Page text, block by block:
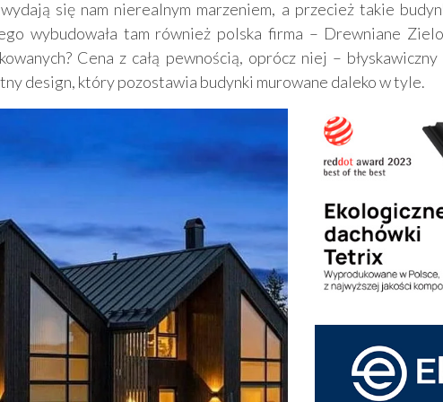
się nam nierealnym marzeniem, a przecież takie
wybudowała tam również polska firma – Drewniane
Cena z całą pewnością, oprócz niej –
design, który pozostawia budynki murowane daleko w tyle.